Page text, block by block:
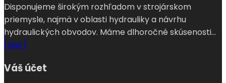
Disponujeme širokým rozhľadom v strojárskom
priemysle, najmä v oblasti hydrauliky a návrhu
hydraulických obvodov. Máme dlhoročné skúsenosti...
[viac]
Váš účet